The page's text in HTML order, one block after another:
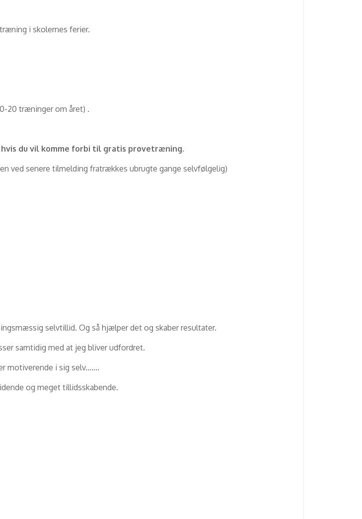
træning i skolernes ferier.
20 træninger om året) .
du vil komme forbi til gratis prøvetræning.
ved senere tilmelding fratrækkes ubrugte gange selvfølgelig)
selvtillid. Og så hjælper det og skaber resultater.
samtidig med at jeg bliver udfordret.
motiverende i sig selv.......
og meget tillidsskabende.